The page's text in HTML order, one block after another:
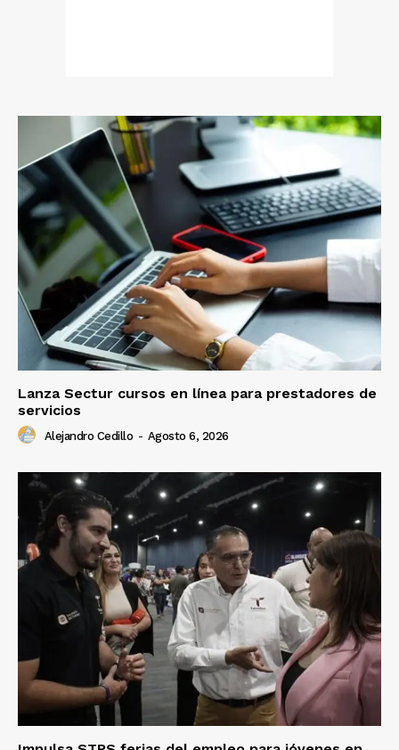
Lanza Sectur cursos en línea para prestadores de
servicios
Alejandro Cedillo - Agosto 6, 2026